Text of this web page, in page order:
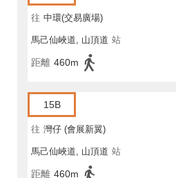
往 中環(交易廣場)
馬己仙峽道, 山頂道 站
距離 460m
15B
往 灣仔 (會展新翼)
馬己仙峽道, 山頂道 站
距離 460m